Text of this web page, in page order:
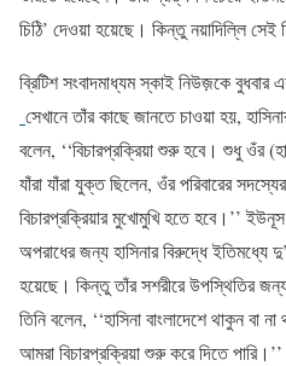
চিঠি’ দেওয়াহয়েছে। কিন্তুনয়াদিল্লিসেই
ব্রিটিশসংবাদমাধ্যমস্কাইনিউজ়কেবুধবার
সেখানেতাঁরকাছেজানতেচাওয়াহয়,
বলেন, ‘‘বিচারপ্রক্রিয়াশুরুহবে। শুধুওঁর(
যাঁরাযাঁরাযুক্তছিলেন, ওঁরপরিবারের
বিচারপ্রক্রিয়ারমুখোমুখিহতেহবে। ’’ ইউনূস
অপরাধেরজন্যহাসিনারবিরুদ্ধেইতিমধ্যেদু’
হয়েছে। কিন্তুতাঁরসশরীরেউপস্থিতির
তিনিবলেন, ‘‘হাসিনাবাংলাদেশেথাকুনবানা
আমরাবিচারপ্রক্রিয়াশুরুকরেদিতেপারি। ’’